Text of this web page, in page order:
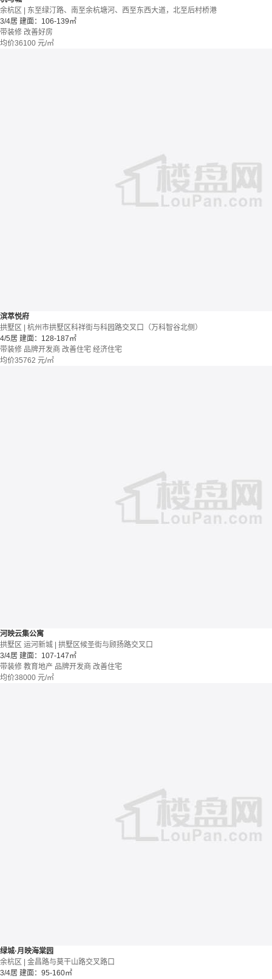
余杭区 | 东至绿汀路、南至余杭塘河、西至东西大道，北至后村桥港
3/4居 建面：106-139㎡
带装修 改善好房
均价36100 元/㎡
滨萃悦府
拱墅区 | 杭州市拱墅区科祥街与科园路交叉口（万科智谷北侧）
4/5居 建面：128-187㎡
带装修 品牌开发商 改善住宅 经济住宅
均价35762 元/㎡
河映云集公寓
拱墅区 运河新城 | 拱墅区候圣街与顾扬路交叉口
3/4居 建面：107-147㎡
带装修 教育地产 品牌开发商 改善住宅
均价38000 元/㎡
绿城·月映海棠园
余杭区 | 金昌路与莫干山路交叉路口
3/4居 建面：95-160㎡